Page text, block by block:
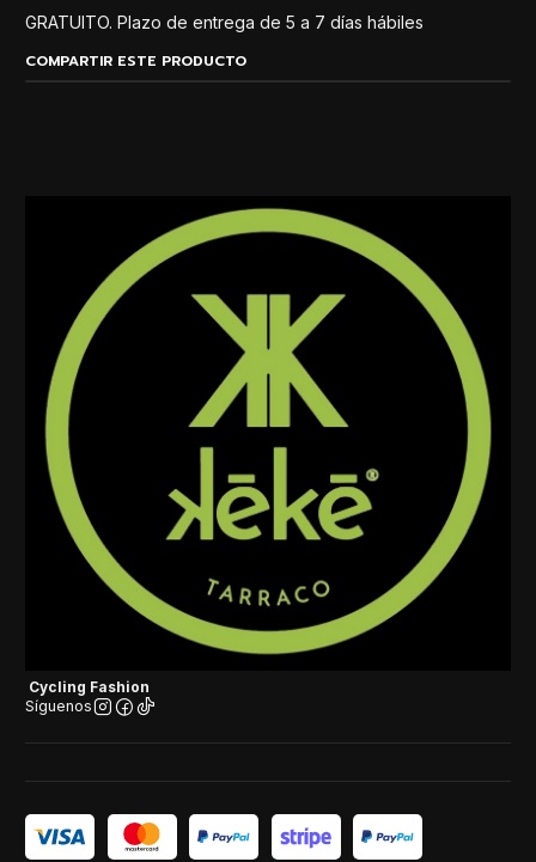
GRATUITO. Plazo de entrega de 5 a 7 días hábiles
COMPARTIR ESTE PRODUCTO
Cycling Fashion
Síguenos